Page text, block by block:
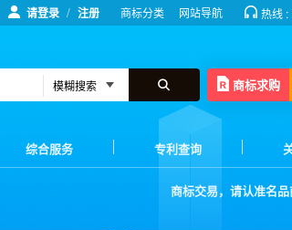
请登录 / 注册 商标分类 网站导航 热线 :
商标求购
综合服务 专利查询
商标交易，请认准名品